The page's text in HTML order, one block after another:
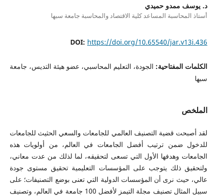
د. يوسف ممدو حميدي
أستاذ المحاسبة المساعد كلية الاقتصاد والمحاسبة جامعة سبها
DOI: https://doi.org/10.65540/jar.v13i.436
الكلمات المفتاحية: الجودة، التعليم المحاسبي، عضو هيئة التديس، جامعة
سبها
الملخص
لقد أصبحت قضية التصنيف العالمي للجامعات والسعي الحثيث للجامعات
للدخول ضمن ترتيب أفضل الجامعات في العالم، من أولويات هذه
الجامعات وهدفها الأول التي تسعى لتحقيقه، لما لذلك من عدت معاني،
ولتحقيق ذلك يتوجب على المؤسسات التعليمية تحقيق مستوى جودة
عالي، حيث نرى أن المؤسسات الدولية التي تعنى بوضع التصنيفات؛ على
سبيل المثال تصنيف مجلة التيمز لأفضل 100 جامعة في العالم، وتصنيف